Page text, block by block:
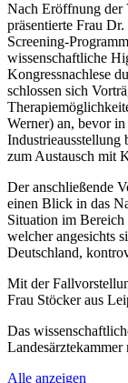
Nach Eröffnung der
präsentierte Frau
Screening-
wissenschaftliche
Kongressnachlese
schlossen sich
Werner) an, bevor
Industrieausstellung
zum Austausch mit
Der anschließende
einen Blick in das
Situation im Bereich
welcher angesichts
Deutschland,
Mit der
Frau Stöcker aus
Das
Alle anzeigen